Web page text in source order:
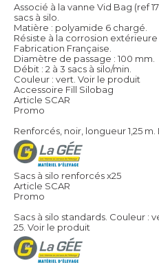
Associé à la vanne Vid Bag (ref
sacs à silo.
Matière : polyamide 6 chargé.
Résiste à la corrosion extérieure
Fabrication Française.
Diamètre de passage : 100 mm.
Débit : 2 à 3 sacs à silo/min.
Couleur : vert. Voir le produit
Accessoire Fill Silobag
Article SCAR
Promo
Renforcés, noir, longueur 1,25 m.
Sacs à silo renforcés x25
Article SCAR
Promo
Sacs à silo standards. Couleur :
25. Voir le produit